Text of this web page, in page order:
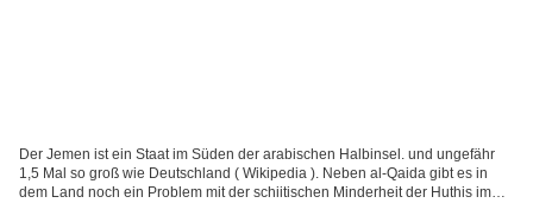
Der Jemen ist ein Staat im Süden der arabischen Halbinsel. und ungefähr
1,5 Mal so groß wie Deutschland ( Wikipedia ). Neben al-Qaida gibt es in
dem Land noch ein Problem mit der schiitischen Minderheit der Huthis im